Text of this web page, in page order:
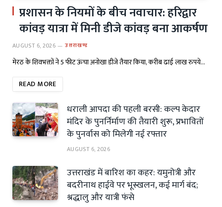
प्रशासन के नियमों के बीच नवाचार: हरिद्वार
कांवड़ यात्रा में मिनी डीजे कांवड़ बना आकर्षण
AUGUST 6, 2026 उत्तराखण्ड
मेरठ के शिवभक्तों ने 5 फीट ऊंचा अनोखा डीजे तैयार किया, करीब ढाई लाख रुपये…
READ MORE
धराली आपदा की पहली बरसी: कल्प केदार
मंदिर के पुनर्निर्माण की तैयारी शुरू, प्रभावितों
के पुनर्वास को मिलेगी नई रफ्तार
AUGUST 6, 2026
उत्तराखंड में बारिश का कहर: यमुनोत्री और
बदरीनाथ हाईवे पर भूस्खलन, कई मार्ग बंद;
श्रद्धालु और यात्री फंसे